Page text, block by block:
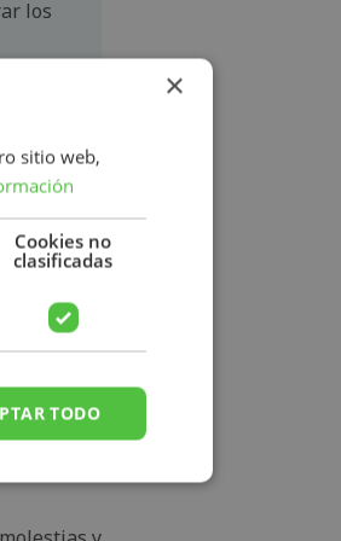
los
que
los
la
×
sitio web,
Cookies no
clasificadas
TODO